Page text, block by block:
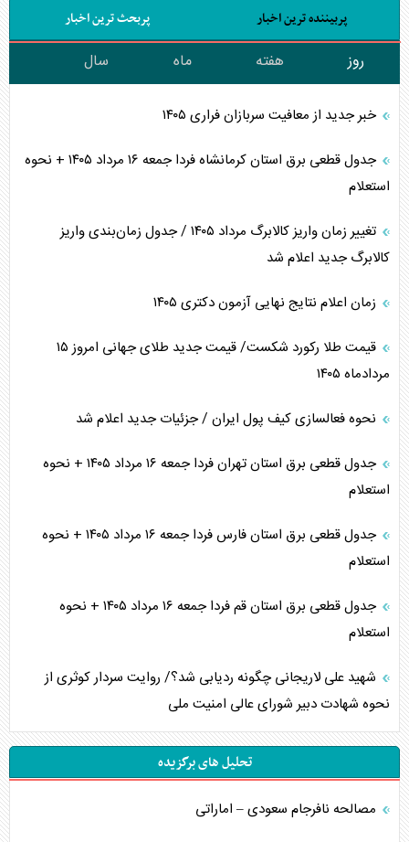
پربیننده ترین اخبار پربحث ترین اخبار
روز هفته ماه سال
خبر جدید از معافیت سربازان فراری ۱۴۰۵
جدول قطعی برق استان کرمانشاه فردا جمعه ۱۶ مرداد ۱۴۰۵ + نحوه
استعلام
تغییر زمان واریز کالابرگ مرداد ۱۴۰۵ / جدول زمان‌بندی واریز
کالابرگ جدید اعلام شد
زمان اعلام نتایج نهایی آزمون دکتری ۱۴۰۵
قیمت طلا رکورد شکست/ قیمت جدید طلای جهانی امروز ۱۵
مردادماه ۱۴۰۵
نحوه فعالسازی کیف پول ایران / جزئیات جدید اعلام شد
جدول قطعی برق استان تهران فردا جمعه ۱۶ مرداد ۱۴۰۵ + نحوه
استعلام
جدول قطعی برق استان فارس فردا جمعه ۱۶ مرداد ۱۴۰۵ + نحوه
استعلام
جدول قطعی برق استان قم فردا جمعه ۱۶ مرداد ۱۴۰۵ + نحوه
استعلام
شهید علی لاریجانی چگونه ردیابی شد؟/ روایت سردار کوثری از
نحوه شهادت دبیر شورای عالی امنیت ملی
تحلیل های برگزیده
مصالحه نافرجام سعودی – اماراتی